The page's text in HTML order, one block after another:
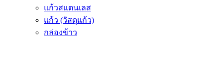
แก้วสแตนเลส
แก้ว (วัสดุแก้ว)
กล่องข้าว